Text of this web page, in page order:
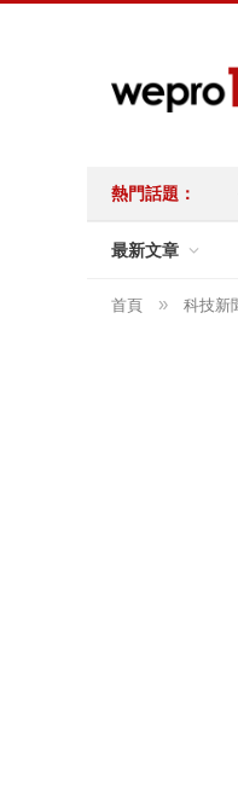
熱門話題：
最新文章
首頁 » 科技新